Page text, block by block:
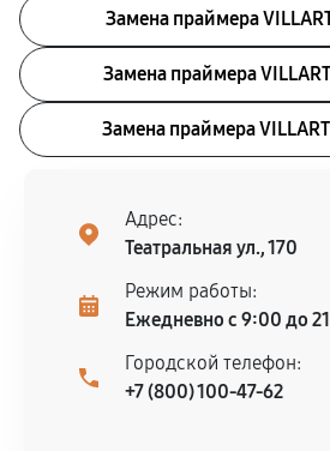
Замена праймера
Замена праймера
Замена праймера
Адрес:
Театральная ул., 170
Режим работы:
Ежедневно с 9:00 до
Городской телефон:
+7 (800) 100-47-62